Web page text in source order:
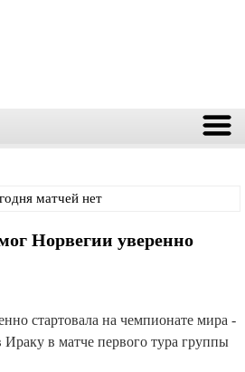
матчей нет
Норвегии уверенно
стартовала на чемпионате мира -
Ираку в матче первого тура группы